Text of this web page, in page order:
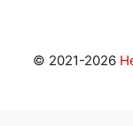
© 2021-2026